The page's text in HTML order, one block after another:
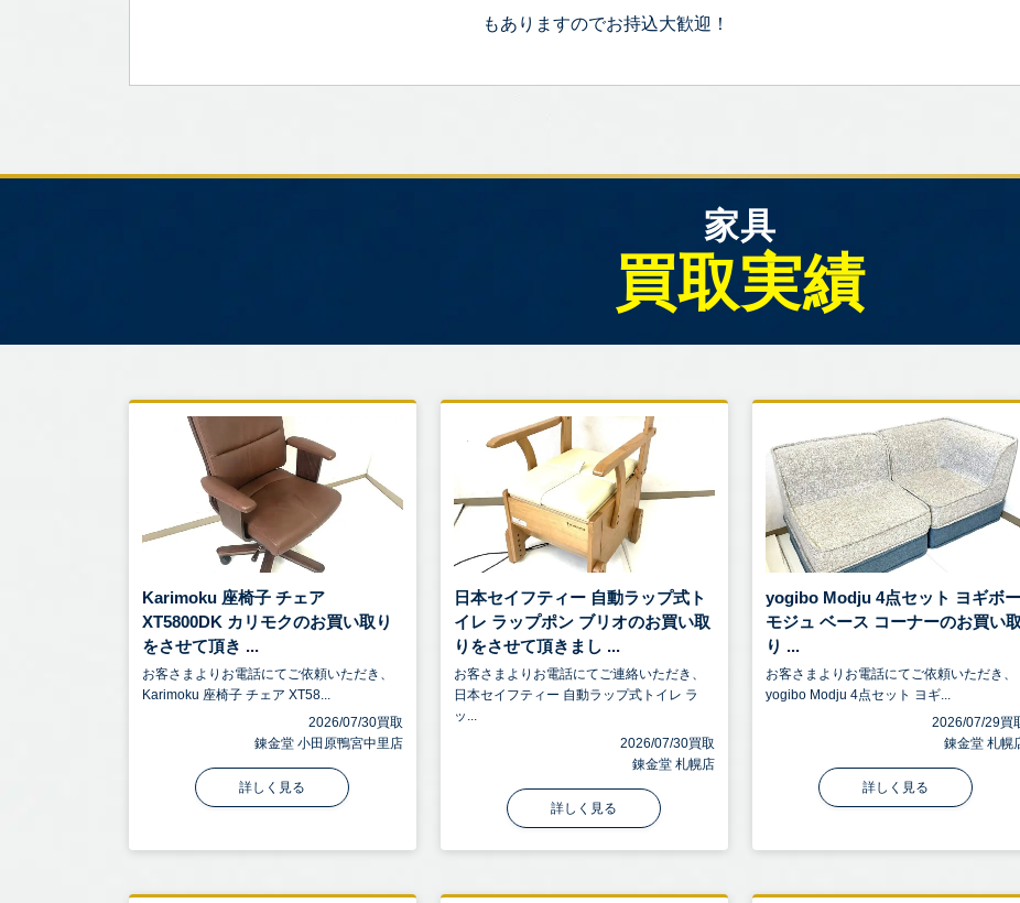
もありますのでお持込大歓迎！
家具
買取実績
Karimoku 座椅子 チェア
XT5800DK カリモクのお買い取り
をさせて頂き ...
お客さまよりお電話にてご依頼いただき、
Karimoku 座椅子 チェア XT58...
2026/07/30買取
錬金堂 小田原鴨宮中里店
詳しく見る
日本セイフティー 自動ラップ式ト
イレ ラップポン ブリオのお買い取
りをさせて頂きまし ...
お客さまよりお電話にてご連絡いただき、
日本セイフティー 自動ラップ式トイレ ラ
ッ...
2026/07/30買取
錬金堂 札幌店
詳しく見る
yogibo Modju 4点セット ヨギボー
モジュ ベース コーナーのお買い取
り ...
お客さまよりお電話にてご依頼いただき、
yogibo Modju 4点セット ヨギ...
2026/07/29買
錬金堂 札幌
詳しく見る